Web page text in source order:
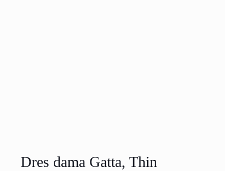
Dres dama Gatta, Thin